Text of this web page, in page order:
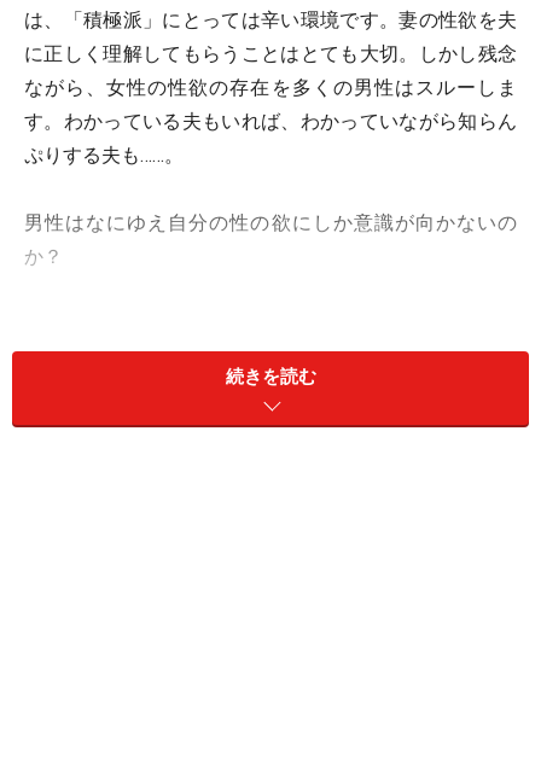
は、「積極派」にとっては辛い環境です。妻の性欲を夫
に正しく理解してもらうことはとても大切。しかし残念
ながら、女性の性欲の存在を多くの男性はスルーしま
す。わかっている夫もいれば、わかっていながら知らん
ぷりする夫も……。
男性はなにゆえ自分の性の欲にしか意識が向かないの
か？
す怪しい体験談。そんな情報源に頼って大人になった夫
がた、「性欲が強い女性＝はしたない」といったイメー
ジが強いのです。映画でよく聞く「ビッチ！」的ニュア
続きを読む